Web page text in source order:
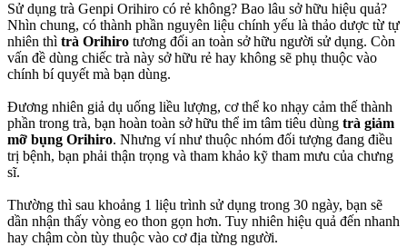
Sử dụng trà Genpi Orihiro có rẻ không? Bao lâu sở hữu hiệu quả?
Nhìn chung, có thành phần nguyên liệu chính yếu là thảo dược từ tự
nhiên thì trà Orihiro tương đối an toàn sở hữu người sử dụng. Còn
vấn đề dùng chiếc trà này sở hữu rẻ hay không sẽ phụ thuộc vào
chính bí quyết mà bạn dùng.
Đương nhiên giả dụ uống liều lượng, cơ thể ko nhạy cảm thế thành
phần trong trà, bạn hoàn toàn sở hữu thể im tâm tiêu dùng trà giảm
mỡ bụng Orihiro. Nhưng ví như thuộc nhóm đối tượng đang điều
trị bệnh, bạn phải thận trọng và tham khảo kỹ tham mưu của chưng
sĩ.
Thường thì sau khoảng 1 liệu trình sử dụng trong 30 ngày, bạn sẽ
dần nhận thấy vòng eo thon gọn hơn. Tuy nhiên hiệu quả đến nhanh
hay chậm còn tùy thuộc vào cơ địa từng người.